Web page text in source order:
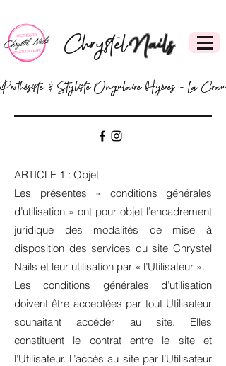
ChrystelNails
Prothésiste & Styliste Ongulaire Hyères - La Crau
ARTICLE 1 : Objet
Les présentes « conditions générales
d’utilisation » ont pour objet l’encadrement
juridique des modalités de mise à
disposition des services du site Chrystel
Nails et leur utilisation par « l’Utilisateur ».
Les conditions générales d’utilisation
doivent être acceptées par tout Utilisateur
souhaitant accéder au site. Elles
constituent le contrat entre le site et
l’Utilisateur. L’accès au site par l’Utilisateur